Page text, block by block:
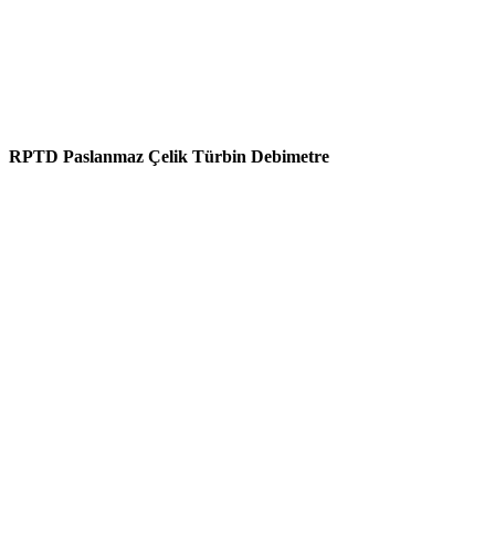
RPTD Paslanmaz Çelik Türbin Debimetre